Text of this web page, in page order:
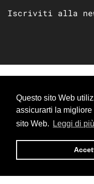
Questo sito Web
assicurarti la
sito Web.
Leggi di più
Iscriviti alla
Copyright © 2026
06083 Bastia Umbra